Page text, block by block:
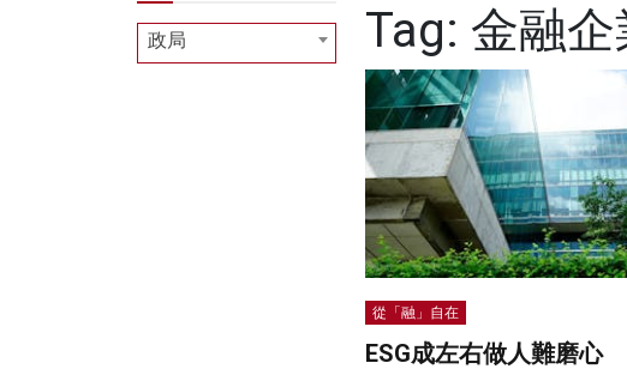
Tag: 金融企
從「融」自在
ESG成左右做人難磨心
政局